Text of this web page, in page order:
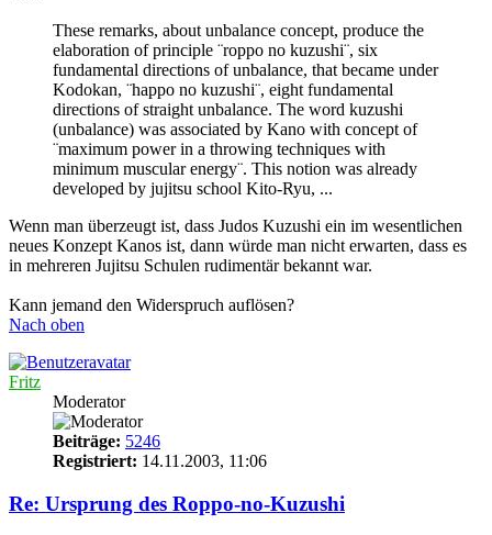
These remarks, about unbalance concept, produce the
elaboration of principle ¨roppo no kuzushi¨, six
fundamental directions of unbalance, that became under
Kodokan, ¨happo no kuzushi¨, eight fundamental
directions of straight unbalance. The word kuzushi
(unbalance) was associated by Kano with concept of
¨maximum power in a throwing techniques with
minimum muscular energy¨. This notion was already
developed by jujitsu school Kito-Ryu, ...
Wenn man überzeugt ist, dass Judos Kuzushi ein im wesentlichen
neues Konzept Kanos ist, dann würde man nicht erwarten, dass es
in mehreren Jujitsu Schulen rudimentär bekannt war.
Kann jemand den Widerspruch auflösen?
Nach oben
Fritz
Moderator
Beiträge: 5246
Registriert: 14.11.2003, 11:06
Re: Ursprung des Roppo-no-Kuzushi